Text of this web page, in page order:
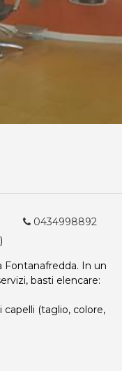
0434998892
Fontanafredda. In un
basti elencare:
(taglio, colore,